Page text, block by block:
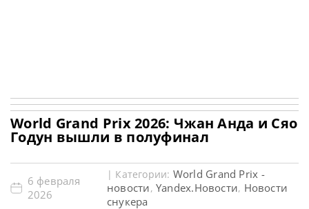
World Grand Prix 2026: Чжан Анда и Сяо
Годун вышли в полуфинал
6 февраля
2026
| Категории: World Grand Prix -
новости, Yandex.Новости, Новости
снукера